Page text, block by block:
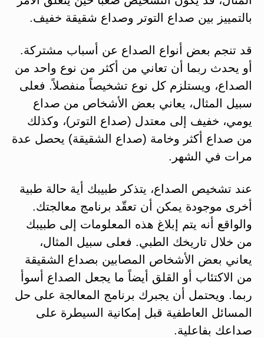
بالتمييز بين صداع التوتر وصداع شقيقة خفيف.
قد تنجم بعض أنواع الصداع عن أسباب مشتركة.
أو يحدث ربما أن تعاني من أكثر من نوع واحد من
الصداع، ويستلزم كل نوع تشخيصاً منفصلاً. فعلى
سبيل المثال، يعاني بعض الأشخاص من صداع
يومي، خفيف إلى معتدل (صداع التوتر)، وكذلك
من صداع أكثر وخامة (صداع الشقيقة) يحصل عدة
مرات في الشهر.
عند تشخيص الصداع، يتذكر طبيبك أية حالة طبية
أخرى موجودة يمكن أن تعقّد برنامج معالجتك.
والواقع أنه يتم إبلاغ هذه المعلومات إلى طبيبك
من خلال تاريخك الطبي. فعلى سبيل المثال،
يعاني بعض الأشخاص المصابين بصداع الشقيقة
من الاكتئاب أو القلق أيضاً ما يجعل الصداع أسوأ
ربما. ويحتمل أن يجبرك برنامج المعالجة على حل
المسائل العاطفية قبل إمكانية السيطرة على
صداعك بفاعلية.